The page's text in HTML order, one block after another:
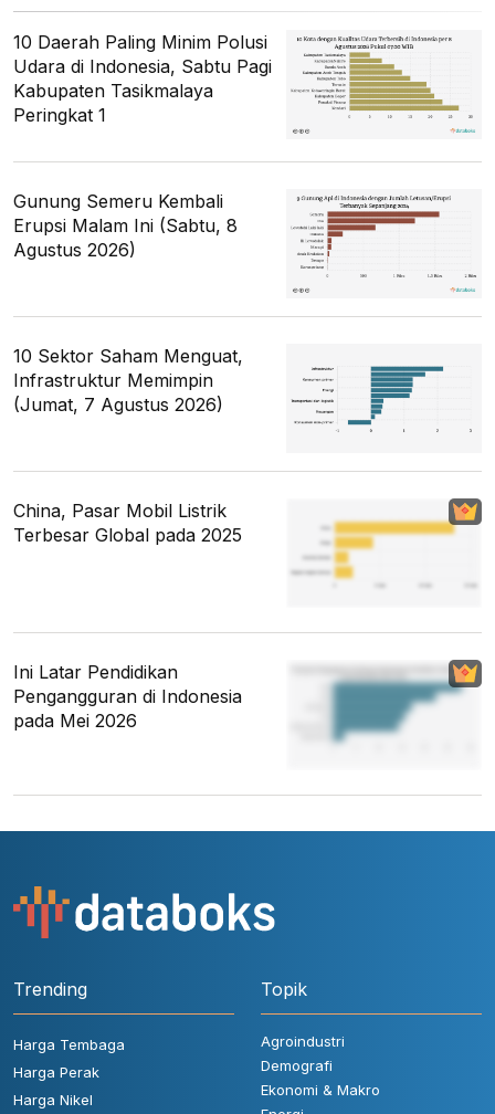
10 Daerah Paling Minim Polusi
Udara di Indonesia, Sabtu Pagi
Kabupaten Tasikmalaya
Peringkat 1
Gunung Semeru Kembali
Erupsi Malam Ini (Sabtu, 8
Agustus 2026)
10 Sektor Saham Menguat,
Infrastruktur Memimpin
(Jumat, 7 Agustus 2026)
China, Pasar Mobil Listrik
Terbesar Global pada 2025
Ini Latar Pendidikan
Pengangguran di Indonesia
pada Mei 2026
Trending
Harga Tembaga
Harga Perak
Harga Nikel
Topik
Agroindustri
Demografi
Ekonomi & Makro